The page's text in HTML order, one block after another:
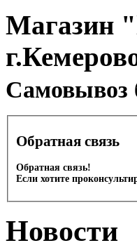
Магазин
Cамовывоз
Обратная связь
Обратная связь!
Если хотите
Новости